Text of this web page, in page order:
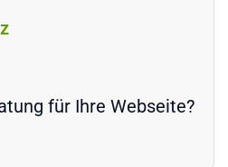
für Ihre Webseite?